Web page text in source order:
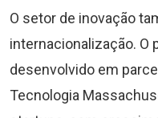
O setor de inovação
internacionalização. O
desenvolvido em
Tecnologia